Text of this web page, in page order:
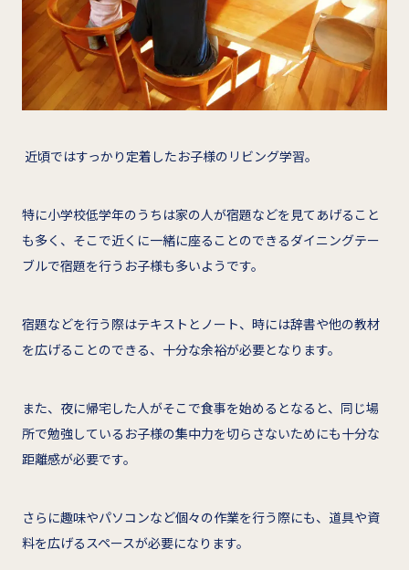
近頃ではすっかり定着したお子様のリビング学習。
特に小学校低学年のうちは家の人が宿題などを見てあげること
も多く、そこで近くに一緒に座ることのできるダイニングテー
ブルで宿題を行うお子様も多いようです。
宿題などを行う際はテキストとノート、時には辞書や他の教材
を広げることのできる、十分な余裕が必要となります。
また、夜に帰宅した人がそこで食事を始めるとなると、同じ場
所で勉強しているお子様の集中力を切らさないためにも十分な
距離感が必要です。
さらに趣味やパソコンなど個々の作業を行う際にも、道具や資
料を広げるスペースが必要になります。